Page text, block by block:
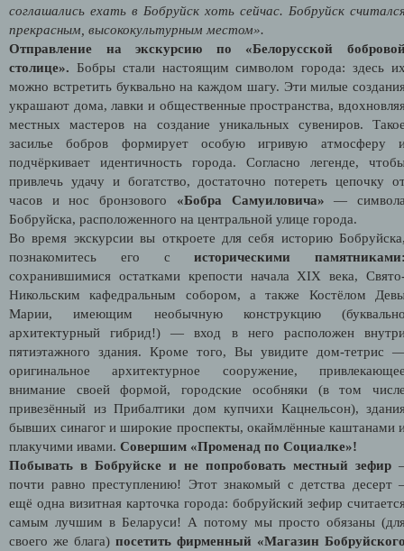
соглашались ехать в Бобруйск хоть сейчас. Бобруйск
прекрасным, высококультурным местом».
Отправление на экскурсию по «Белорусской
столице». Бобры стали настоящим символом города: здесь
можно встретить буквально на каждом шагу. Эти милые
украшают дома, лавки и общественные пространства,
местных мастеров на создание уникальных сувениров.
засилье бобров формирует особую игривую атмосферу
подчёркивает идентичность города. Согласно легенде,
привлечь удачу и богатство, достаточно потереть цепочку
часов и нос бронзового «Бобра Самуиловича» —
Бобруйска, расположенного на центральной улице города.
Во время экскурсии вы откроете для себя историю
познакомитесь его систорическими
сохранившимися остатками крепости начала XIX века,
Никольским кафедральным собором, а также Костёлом
Марии, имеющим необычную конструкцию
архитектурный гибрид!) — вход в него расположен
пятиэтажного здания. Кроме того, Вы увидите дом-тетрис
оригинальное архитектурное сооружение,
внимание своей формой, городские особняки (в том
привезённый из Прибалтики дом купчихи Кацнельсон),
бывших синагог и широкие проспекты, окаймлённые каштанами
плакучими ивами. Совершим «Променад по Социалке»!
Побывать в Бобруйске и не попробовать местный зефир
почти равно преступлению! Этот знакомый с детства десерт
ещё одна визитная карточка города: бобруйский зефир
самым лучшим в Беларуси! А потому мы просто обязаны
своего же блага) посетить фирменный «Магазин